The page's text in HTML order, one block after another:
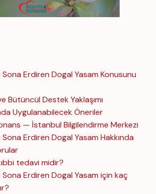
Erdiren Dogal Yasam Konusunu
Bütüncül Destek Yaklaşımı
Uygulanabilecek Öneriler
— İstanbul Bilgilendirme Merkezi
Erdiren Dogal Yasam Hakkında
tedavi midir?
Erdiren Dogal Yasam için kaç